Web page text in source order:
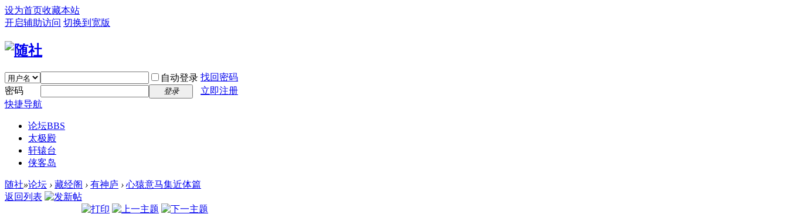
设为首页收藏本站
开启辅助访问 切换到宽版
自动登录 找回密码
密码
登录
立即注册
快捷导航
论坛BBS
太极殿
轩辕台
侠客岛
随社»论坛 › 藏经阁 › 有神庐 › 心猿意马集近体篇
返回列表